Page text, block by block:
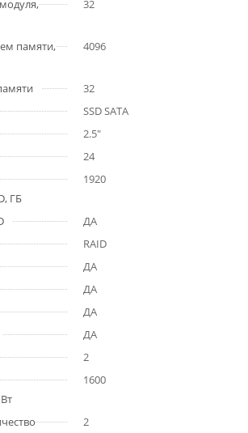
32
памяти,
4096
32
SSD SATA
2.5"
24
ГБ
1920
ДА
RAID
ДА
ДА
ДА
ДА
2
1600
2